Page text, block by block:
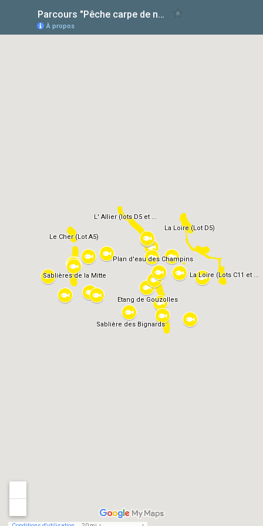
Sablières de la Mitte
Plan d'eau des Champins
Etang de Gouzolles
Sablière des Bignards
La Loire (Lots C11 et ...
La Loire (Lot D5)
L' Allier (lots D5 et ...
Le Cher (Lot A5)
Parcours "Pêche carpe de nuit"
À propos